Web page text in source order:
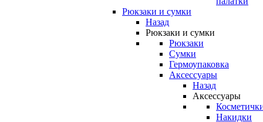
Рюкзаки и сумки
Назад
Рюкзаки и сумки
Рюкзаки
Сумки
Гермоупаковка
Аксессуары
Назад
Аксессуары
Накидки